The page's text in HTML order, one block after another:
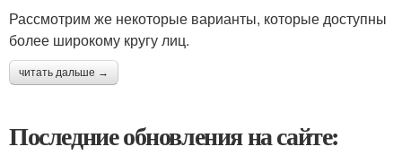
Рассмотрим же некоторые варианты, которые доступны
более широкому кругу лиц.
читать дальше →
Последние обновления на сайте: